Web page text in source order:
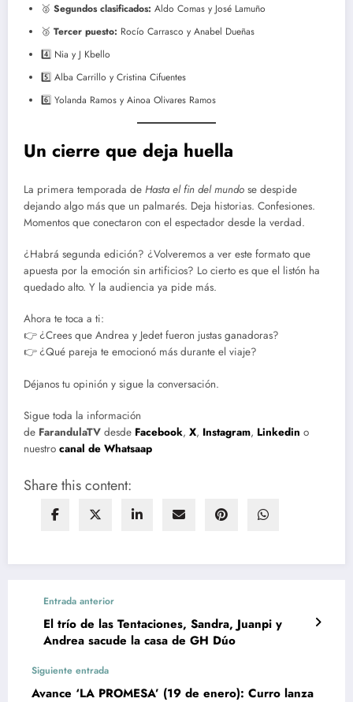
🥈 Segundos clasificados: Aldo Comas y José Lamuño
🥉 Tercer puesto: Rocío Carrasco y Anabel Dueñas
4️⃣ Nia y J Kbello
5️⃣ Alba Carrillo y Cristina Cifuentes
6️⃣ Yolanda Ramos y Ainoa Olivares Ramos
Un cierre que deja huella
La primera temporada de Hasta el fin del mundo se despide
dejando algo más que un palmarés. Deja historias. Confesiones.
Momentos que conectaron con el espectador desde la verdad.
¿Habrá segunda edición? ¿Volveremos a ver este formato que
apuesta por la emoción sin artificios? Lo cierto es que el listón ha
quedado alto. Y la audiencia ya pide más.
Ahora te toca a ti:
👉 ¿Crees que Andrea y Jedet fueron justas ganadoras?
👉 ¿Qué pareja te emocionó más durante el viaje?
Déjanos tu opinión y sigue la conversación.
Sigue toda la información
de FarandulaTV desde Facebook, X, Instagram, Linkedin o
nuestro canal de Whatsaap
Share this content:
Entrada anterior
El trío de las Tentaciones, Sandra, Juanpi y
Andrea sacude la casa de GH Dúo
Siguiente entrada
Avance ‘LA PROMESA’ (19 de enero): Curro lanza